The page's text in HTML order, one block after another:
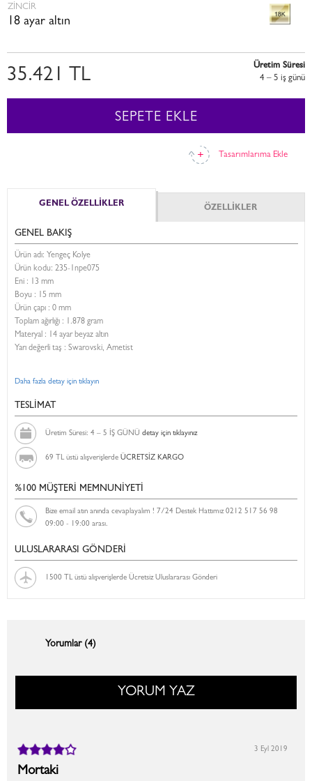
ZINCIR
18 ayar altın
Tasarımlarıma Ekle
35.421 TL
Üretim Süresi
4 – 5 i̇ş günü
SEPETE EKLE
GENEL ÖZELLİKLER ÖZELLİKLER
GENEL BAKIŞ
Ürün adı: Yengeç Kolye
Ürün kodu: 235-1npe075
Eni : 13 mm
Boyu : 15 mm
Ürün çapı : 0 mm
Toplam ağırlığı : 1.878 gram
Materyal : 14 ayar beyaz altın
Yarı değerli taş : Swarovski, Ametist
Daha fazla detay için tıklayın
TESLİMAT
Üretim Süresi: 4 – 5 İŞ GÜNÜ detay için tıklayınız
69 TL üstü alışverişlerde ÜCRETSİZ KARGO
%100 MÜŞTERİ MEMNUNİYETİ
Bize email atın anında cevaplayalım ! 7/24 Destek Hattımız 0212 517 56 98
09:00 - 19:00 arası.
ULUSLARARASI GÖNDERİ
1500 TL üstü alışverişlerde Ücretsiz Uluslararası Gönderi
Yorumlar (4)
YORUM YAZ
Mortaki
3 Eyl 2019